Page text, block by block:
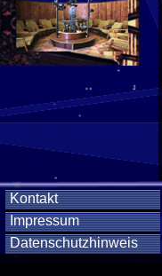
Kontakt
Impressum
Datenschutzhinweis